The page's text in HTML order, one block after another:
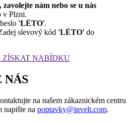
zavolejte nám nebo se u nás
v Plzni.
'LÉTO'.
slevový kód 'LÉTO' do
ZÍSKAT NABÍDKU
NÁS
na našem zákaznickém centru
napište na poptavky@invelt.com.